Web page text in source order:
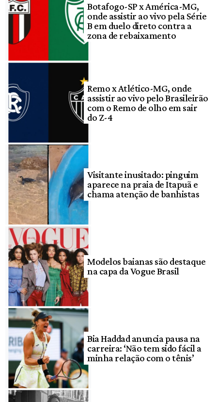
Botafogo-SP x América-MG,
onde assistir ao vivo pela Série
B em duelo direto contra a
zona de rebaixamento
Remo x Atlético-MG, onde
assistir ao vivo pelo Brasileirão
com o Remo de olho em sair
do Z-4
Visitante inusitado: pinguim
aparece na praia de Itapuã e
chama atenção de banhistas
Modelos baianas são destaque
na capa da Vogue Brasil
Bia Haddad anuncia pausa na
carreira: ‘Não tem sido fácil a
minha relação com o tênis’